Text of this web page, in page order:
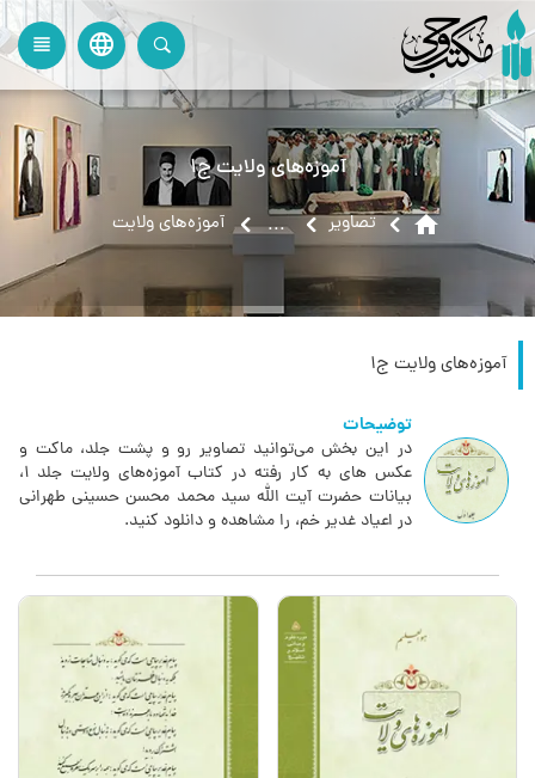
language
view_headline
آموزه‌های ولایت ج۱
home تصاویر ... آموزه‌های ولایت
آموزه‌های ولایت ج۱
توضیحات
در این بخش می‌توانید تصاویر رو و پشت جلد، ماکت و
عکس های به کار رفته در کتاب آموزه‌های ولایت جلد 1،
بیانات حضرت آیت الله سید محمد محسن حسینی طهرانی
در اعیاد غدیر خم، را مشاهده و دانلود کنید.